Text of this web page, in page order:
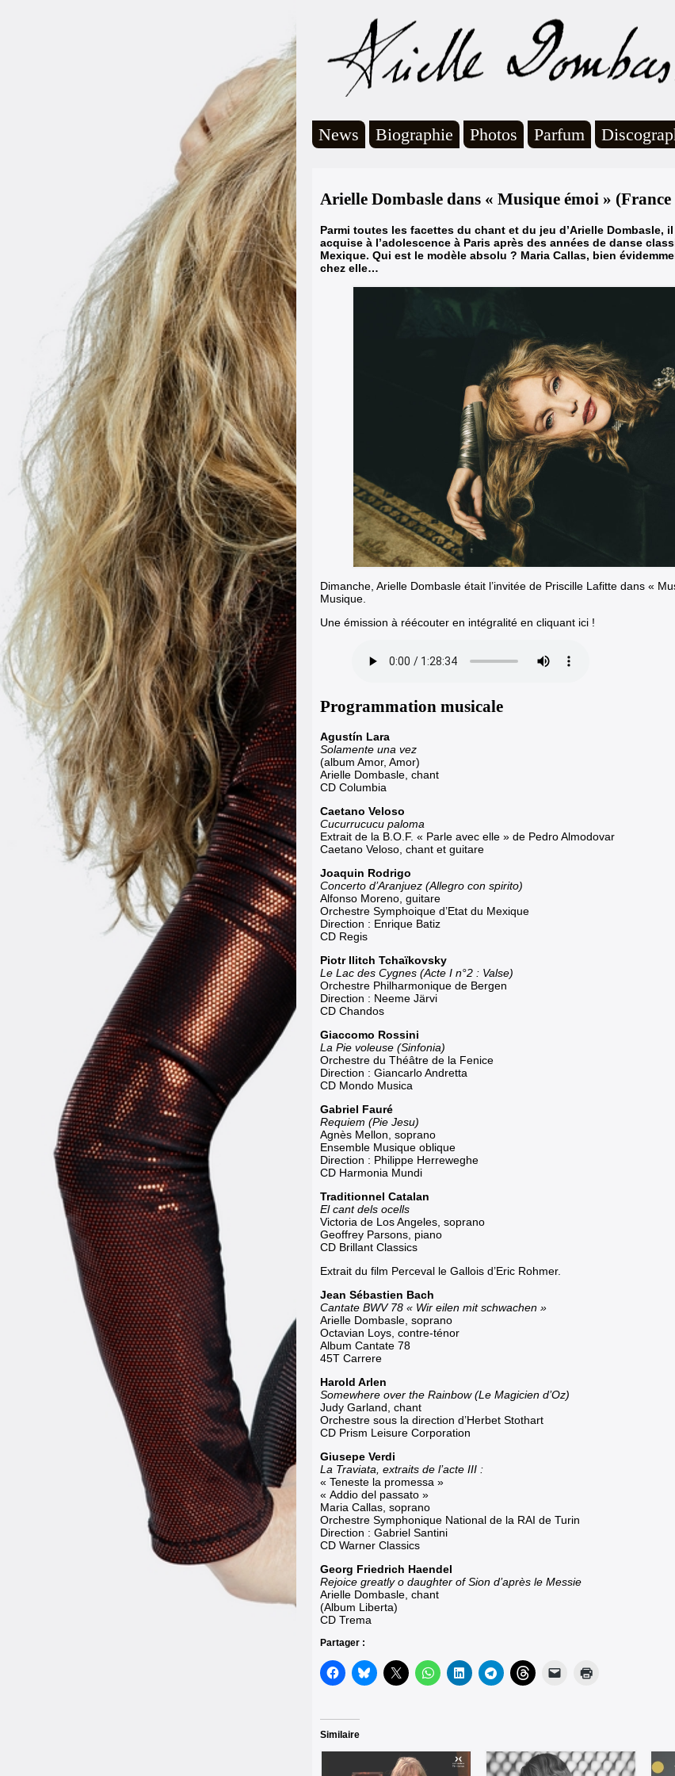
News Biographie Photos Parfum
Arielle Dombasle dans « Musique émoi »
Parmi toutes les facettes du chant et du jeu d’Arielle Dombasle,
acquise à l’adolescence à Paris après des années de danse
Mexique. Qui est le modèle absolu ? Maria Callas, bien
chez elle…
Dimanche, Arielle Dombasle était l’invitée de Priscille Lafitte dans «
Musique.
Une émission à réécouter en intégralité en cliquant ici !
Programmation musicale
Agustín Lara
Solamente una vez
(album Amor, Amor)
Arielle Dombasle, chant
CD Columbia
Caetano Veloso
Cucurrucucu paloma
Extrait de la B.O.F. « Parle avec elle » de Pedro Almodovar
Caetano Veloso, chant et guitare
Joaquin Rodrigo
Concerto d’Aranjuez (Allegro con spirito)
Alfonso Moreno, guitare
Orchestre Symphoique d’Etat du Mexique
Direction : Enrique Batiz
CD Regis
Piotr Ilitch Tchaïkovsky
Le Lac des Cygnes (Acte I n°2 : Valse)
Orchestre Philharmonique de Bergen
Direction : Neeme Järvi
CD Chandos
Giaccomo Rossini
La Pie voleuse (Sinfonia)
Orchestre du Théâtre de la Fenice
Direction : Giancarlo Andretta
CD Mondo Musica
Gabriel Fauré
Requiem (Pie Jesu)
Agnès Mellon, soprano
Ensemble Musique oblique
Direction : Philippe Herreweghe
CD Harmonia Mundi
Traditionnel Catalan
El cant dels ocells
Victoria de Los Angeles, soprano
Geoffrey Parsons, piano
CD Brillant Classics
Extrait du film Perceval le Gallois d’Eric Rohmer.
Jean Sébastien Bach
Cantate BWV 78 « Wir eilen mit schwachen »
Arielle Dombasle, soprano
Octavian Loys, contre-ténor
Album Cantate 78
45T Carrere
Harold Arlen
Somewhere over the Rainbow (Le Magicien d’Oz)
Judy Garland, chant
Orchestre sous la direction d’Herbet Stothart
CD Prism Leisure Corporation
Giusepe Verdi
La Traviata, extraits de l’acte III :
« Teneste la promessa »
« Addio del passato »
Maria Callas, soprano
Orchestre Symphonique National de la RAI de Turin
Direction : Gabriel Santini
CD Warner Classics
Georg Friedrich Haendel
Rejoice greatly o daughter of Sion d’après le Messie
Arielle Dombasle, chant
(Album Liberta)
CD Trema
Partager :
Similaire